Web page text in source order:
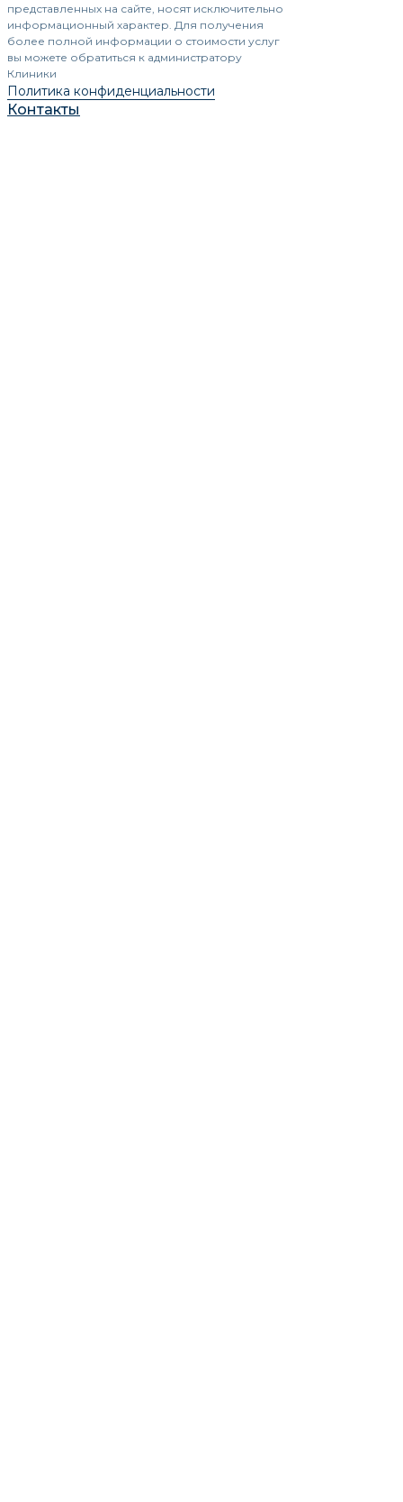
представленных на сайте, носят исключительно
информационный характер. Для получения
более полной информации о стоимости услуг
вы можете обратиться к администратору
Клиники
Политика конфиденциальности
Контакты